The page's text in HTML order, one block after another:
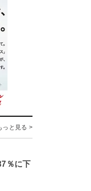
っと見る >
％に下